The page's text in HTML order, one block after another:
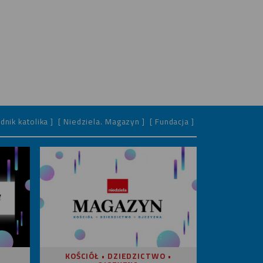
katolika ] [ Niedziela. Magazyn ] [ Fundacja ]
KOŚCIÓŁ • DZIEDZICTWO •